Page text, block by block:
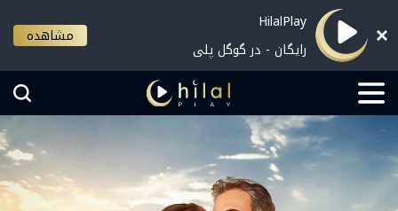
HilalPlay
رایگان - در گوگل پلی
مشاهده